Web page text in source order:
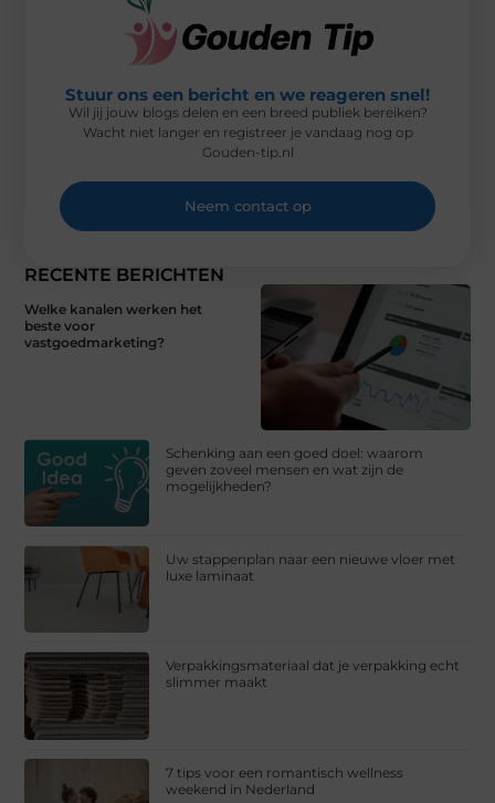
RECENTE BERICHTEN
Welke kanalen werken het
beste voor
vastgoedmarketing?
Schenking aan een goed doel: waarom
geven zoveel mensen en wat zijn de
mogelijkheden?
Uw stappenplan naar een nieuwe vloer met
luxe laminaat
Verpakkingsmateriaal dat je verpakking echt
slimmer maakt
7 tips voor een romantisch wellness
weekend in Nederland
Stuur ons een bericht en we reageren snel!
Wil jij jouw blogs delen en een breed publiek bereiken?
Wacht niet langer en registreer je vandaag nog op
Gouden-tip.nl
Neem contact op